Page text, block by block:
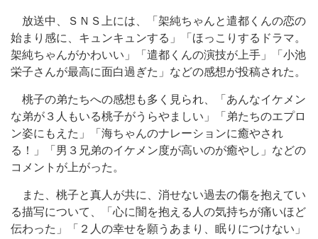
放送中、ＳＮＳ上には、「架純ちゃんと遣都くんの恋の
始まり感に、キュンキュンする」「ほっこりするドラマ。
架純ちゃんがかわいい」「遣都くんの演技が上手」「小池
栄子さんが最高に面白過ぎた」などの感想が投稿された。
桃子の弟たちへの感想も多く見られ、「あんなイケメン
な弟が３人もいる桃子がうらやましい」「弟たちのエプロ
ン姿にもえた」「海ちゃんのナレーションに癒やされ
る！」「男３兄弟のイケメン度が高いのが癒やし」などの
コメントが上がった。
また、桃子と真人が共に、消せない過去の傷を抱えてい
る描写について、「心に闇を抱える人の気持ちが痛いほど
伝わった」「２人の幸せを願うあまり、眠りにつけない」